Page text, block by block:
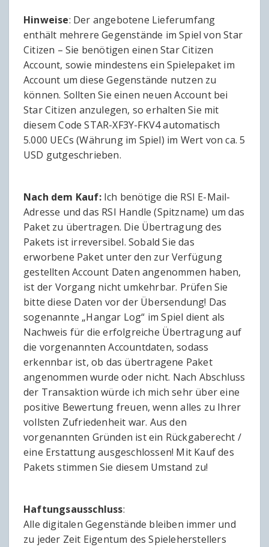
Hinweise: Der angebotene Lieferumfang
enthält mehrere Gegenstände im Spiel von Star
Citizen – Sie benötigen einen Star Citizen
Account, sowie mindestens ein Spielepaket im
Account um diese Gegenstände nutzen zu
können. Sollten Sie einen neuen Account bei
Star Citizen anzulegen, so erhalten Sie mit
diesem Code STAR-XF3Y-FKV4 automatisch
5.000 UECs (Währung im Spiel) im Wert von ca. 5
USD gutgeschrieben.
Nach dem Kauf:Ich benötige die RSI E-Mail-
Adresse und das RSI Handle (Spitzname) um das
Paket zu übertragen. Die Übertragung des
Pakets ist irreversibel. Sobald Sie das
erworbene Paket unter den zur Verfügung
gestellten Account Daten angenommen haben,
ist der Vorgang nicht umkehrbar. Prüfen Sie
bitte diese Daten vor der Übersendung! Das
sogenannte „Hangar Log“ im Spiel dient als
Nachweis für die erfolgreiche Übertragung auf
die vorgenannten Accountdaten, sodass
erkennbar ist, ob das übertragene Paket
angenommen wurde oder nicht. Nach Abschluss
der Transaktion würde ich mich sehr über eine
positive Bewertung freuen, wenn alles zu Ihrer
vollsten Zufriedenheit war. Aus den
vorgenannten Gründen ist ein Rückgaberecht /
eine Erstattung ausgeschlossen! Mit Kauf des
Pakets stimmen Sie diesem Umstand zu!
Haftungsausschluss:
Alle digitalen Gegenstände bleiben immer und
zu jeder Zeit Eigentum des Spieleherstellers